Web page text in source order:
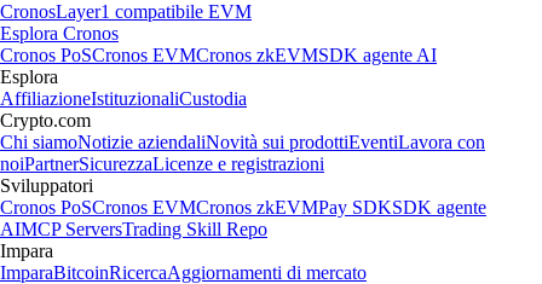
CronosLayer1 compatibile EVM
Esplora Cronos
Cronos PoSCronos EVMCronos zkEVMSDK agente AI
Esplora
AffiliazioneIstituzionaliCustodia
Crypto.com
Chi siamoNotizie aziendaliNovità sui prodottiEventiLavora con
noiPartnerSicurezzaLicenze e registrazioni
Sviluppatori
Cronos PoSCronos EVMCronos zkEVMPay SDKSDK agente
AIMCP ServersTrading Skill Repo
Impara
ImparaBitcoinRicercaAggiornamenti di mercato